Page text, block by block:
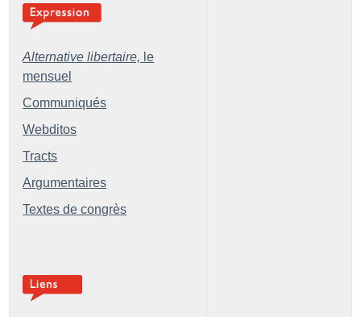
Alternative libertaire, le
mensuel
Communiqués
Webditos
Tracts
Argumentaires
Textes de congrès